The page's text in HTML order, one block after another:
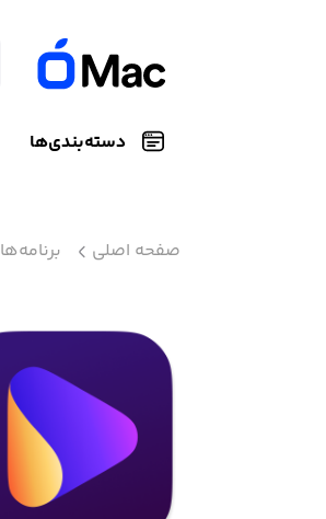
دسته‌بندی‌ها
صفحه اصلی برنامه‌ها